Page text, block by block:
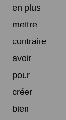
en plus
mettre
contraire
avoir
pour
créer
bien